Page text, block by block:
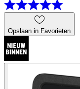
Opslaan in Favorieten